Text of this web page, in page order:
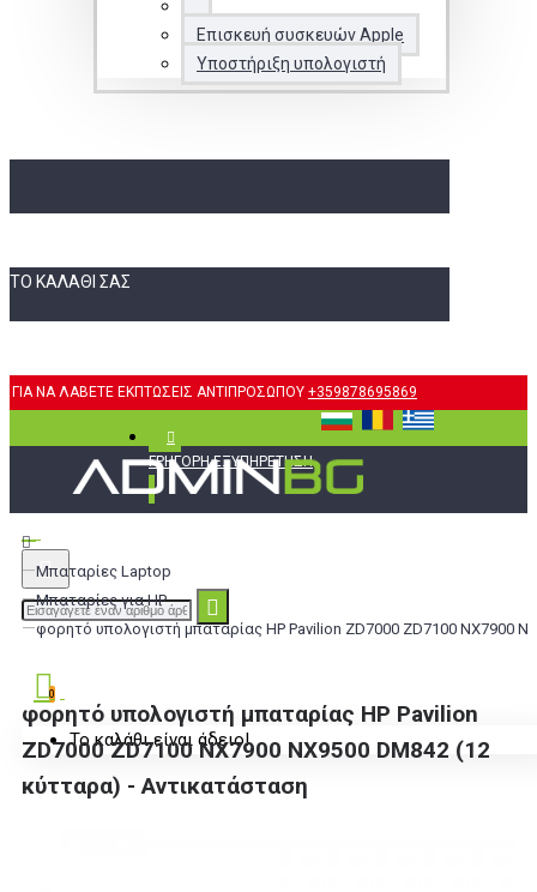
Επισκευή συσκευών Apple
Υποστήριξη υπολογιστή
ΤΟ ΚΑΛΆΘΙ ΣΑΣ
ΓΙΑ ΝΑ ΛΑΒΕΤΕ ΕΚΠΤΩΣΕΙΣ ΑΝΤΙΠΡΟΣΩΠΟΥ +359878695869
ΓΡΉΓΟΡΗ ΕΞΥΠΗΡΈΤΗΣΗ
0
Το καλάθι είναι άδειο!
Μπαταρίες Laptop
Μπαταρίες για HP
φορητό υπολογιστή μπαταρίας HP Pavilion ZD7000 ZD7100 NX7900
φορητό υπολογιστή μπαταρίας HP Pavilion
ZD7000 ZD7100 NX7900 NX9500 DM842 (12
κύτταρα) - Αντικατάσταση